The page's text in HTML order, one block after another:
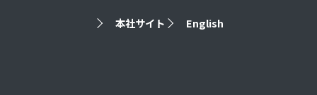
本社サイト English